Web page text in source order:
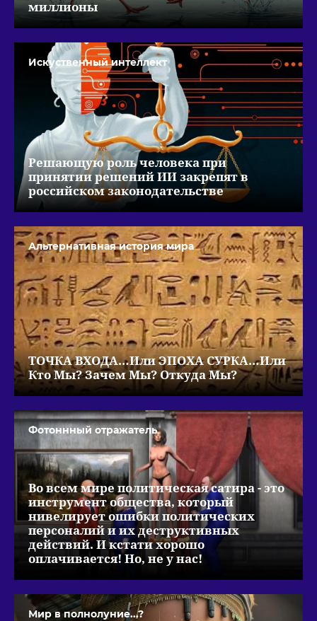
миллионы
Искуственный интеллект
Решающую роль человека при
принятии решений ИИ закрепят в
российском законодательстве
Альтернативная история мира
ТОЧКА ВХОДА…Или ЭПОХА СУРКА…Или
Кто Мы? Зачем Мы? Откуда Мы?
Фотоннный отражатель
Во всем мире политическая сатира - это
инструмент общества, который
нивелирует ошибки политических
персоналий и их деструктивных
действий. И кстати хорошо
оплачивается! Но, не у нас!
Мир в полнолуние...?